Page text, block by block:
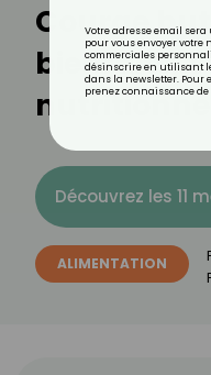
Courge
bienfaits,
Découvrez les 11
ALIMENTATION
Votre adresse email
pour vous envoyer votre
commerciales
désinscrire en utilisant
dans la newsletter. Pour
prenez connaissance de